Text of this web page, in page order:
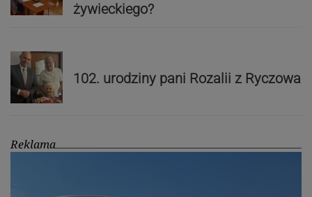
żywieckiego?
102. urodziny pani Rozalii z Ryczowa
Reklama